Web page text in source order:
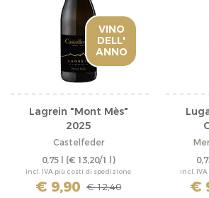
VINO
DELL'
ANNO
Lagrein "Mont Mès"
2025
Castelfeder
0,75 l (€ 13,20/1 l)
incl. IVA più costi di spedizione
€ 9,90 € 12,40
incl.
€